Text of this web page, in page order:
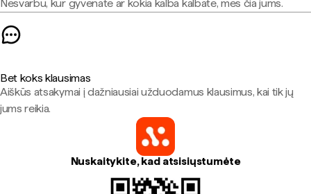
Nesvarbu, kur gyvenate ar kokia kalba kalbate, mes čia jums.
Bet koks klausimas
Aiškūs atsakymai į dažniausiai užduodamus klausimus, kai tik jų
jums reikia.
Nuskaitykite, kad atsisiųstumėte